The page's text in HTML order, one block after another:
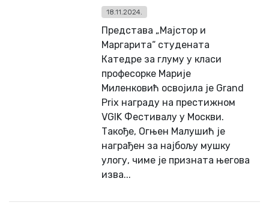
18.11.2024.
Представа „Мајстор и
Маргарита“ студената
Катедре за глуму у класи
професорке Марије
Миленковић освојила је Grand
Prix награду на престижном
VGIK Фестивалу у Москви.
Такође, Огњен Малушић је
награђен за најбољу мушку
улогу, чиме је призната његова
изва...